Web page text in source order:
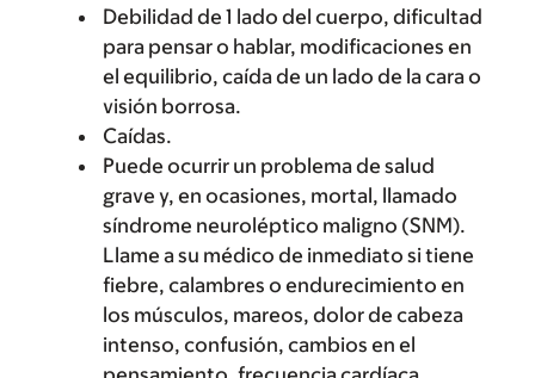
Debilidad de 1 lado del cuerpo, dificultad
para pensar o hablar, modificaciones en
el equilibrio, caída de un lado de la cara o
visión borrosa.
Caídas.
Puede ocurrir un problema de salud
grave y, en ocasiones, mortal, llamado
síndrome neuroléptico maligno (SNM).
Llame a su médico de inmediato si tiene
fiebre, calambres o endurecimiento en
los músculos, mareos, dolor de cabeza
intenso, confusión, cambios en el